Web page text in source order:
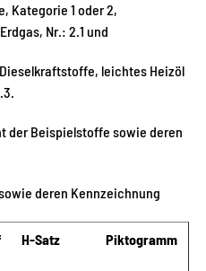
Kategorie 1 oder 2,
Nr.: 2.1 und
leichtes Heizöl
der Beispielstoffe sowie deren
deren Kennzeichnung
H-Satz Piktogramm